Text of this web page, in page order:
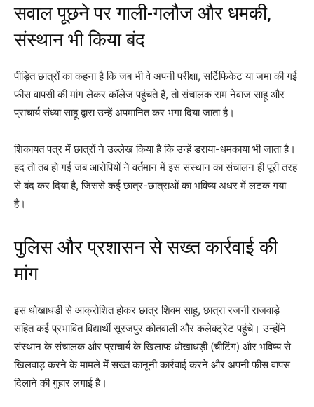
सवाल पूछने पर गाली-गलौज और धमकी,
संस्थान भी किया बंद
पीड़ित छात्रों का कहना है कि जब भी वे अपनी परीक्षा, सर्टिफिकेट या जमा की गई
फीस वापसी की मांग लेकर कॉलेज पहुंचते हैं, तो संचालक राम नेवाज साहू और
प्राचार्य संध्या साहू द्वारा उन्हें अपमानित कर भगा दिया जाता है।
शिकायत पत्र में छात्रों ने उल्लेख किया है कि उन्हें डराया-धमकाया भी जाता है।
हद तो तब हो गई जब आरोपियों ने वर्तमान में इस संस्थान का संचालन ही पूरी तरह
से बंद कर दिया है, जिससे कई छात्र-छात्राओं का भविष्य अधर में लटक गया
है।
पुलिस और प्रशासन से सख्त कार्रवाई की
मांग
इस धोखाधड़ी से आक्रोशित होकर छात्र शिवम साहू, छात्रा रजनी राजवाड़े
सहित कई प्रभावित विद्यार्थी सूरजपुर कोतवाली और कलेक्ट्रेट पहुंचे। उन्होंने
संस्थान के संचालक और प्राचार्य के खिलाफ धोखाधड़ी (चीटिंग) और भविष्य से
खिलवाड़ करने के मामले में सख्त कानूनी कार्रवाई करने और अपनी फीस वापस
दिलाने की गुहार लगाई है।